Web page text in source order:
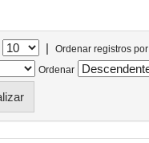
|
Ordenar registros por
Ordenar